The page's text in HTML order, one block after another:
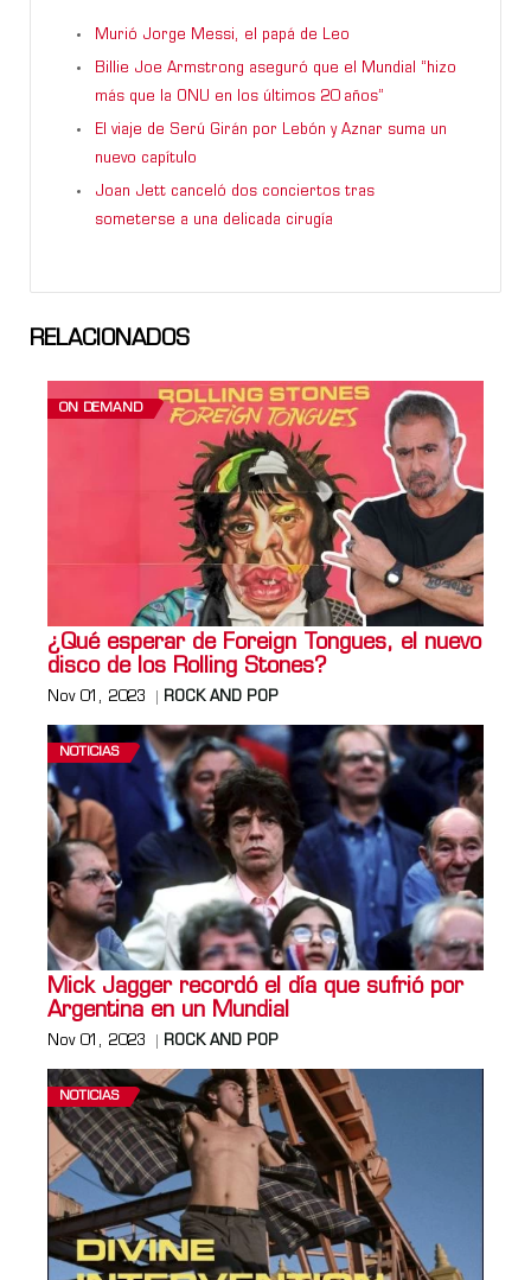
Murió Jorge Messi, el papá de Leo
Billie Joe Armstrong aseguró que el Mundial “hizo
más que la ONU en los últimos 20 años”
El viaje de Serú Girán por Lebón y Aznar suma un
nuevo capítulo
Joan Jett canceló dos conciertos tras
someterse a una delicada cirugía
RELACIONADOS
ON DEMAND
¿Qué esperar de Foreign Tongues, el nuevo
disco de los Rolling Stones?
Nov 01, 2023 ROCK AND POP
NOTICIAS
Mick Jagger recordó el día que sufrió por
Argentina en un Mundial
Nov 01, 2023 ROCK AND POP
NOTICIAS